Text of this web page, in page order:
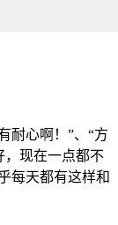
耐心啊！”、“方
，现在一点都不
每天都有这样和